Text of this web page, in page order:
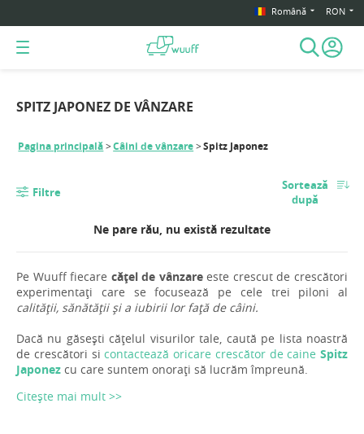
Română RON
SPITZ JAPONEZ DE VÂNZARE
Pagina principală Câini de vânzare Spitz Japonez
Filtre
Sortează
după
Ne pare rău, nu există rezultate
Pe Wuuff fiecare cățel de vânzareeste crescut de crescători
experimentați care se focusează pe cele trei piloni al
calității, sănătății și a iubirii lor față de câini.
Dacă nu găsești cățelul visurilor tale, caută pe lista noastră
de crescători sicontactează oricare crescător de caine Spitz
Japonez cu care suntem onorați să lucrăm împreună.
Citește mai mult >>